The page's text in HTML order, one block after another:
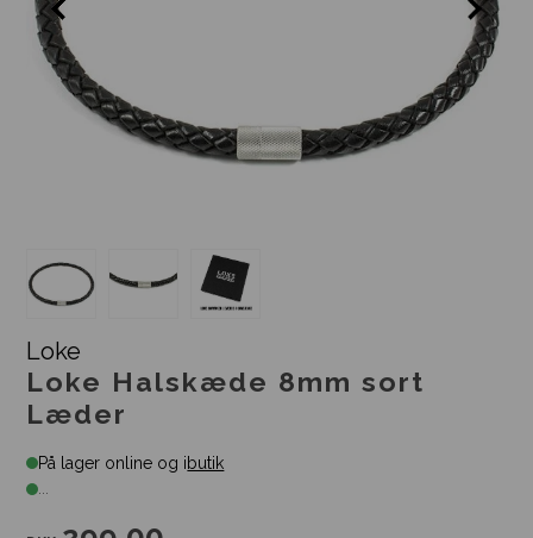
Loke
Loke Halskæde 8mm sort
Læder
På lager online og ibutik
...